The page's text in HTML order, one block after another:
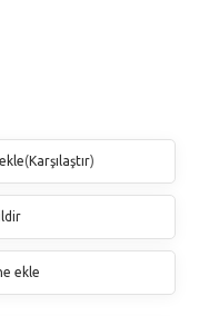
( Karşılaştır)
ekle